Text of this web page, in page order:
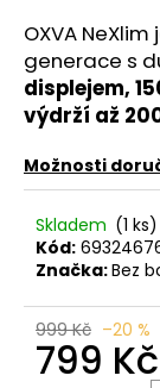
hvězdiček.
OXVA
generace s
displejem,
výdrží až
Možnosti
Skladem (1 ks)
Kód:
Značka:Bez
999 Kč –20 %
799 Kč
o
p
o
u
č
u